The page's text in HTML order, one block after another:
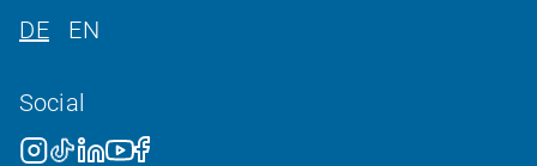
DE
EN
Social